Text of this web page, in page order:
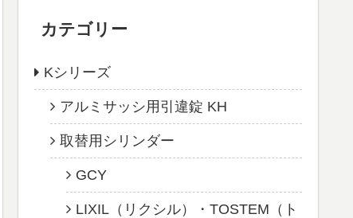
カテゴリー
Kシリーズ
アルミサッシ用引違錠 KH
取替用シリンダー
GCY
LIXIL（リクシル）・TOSTEM（ト